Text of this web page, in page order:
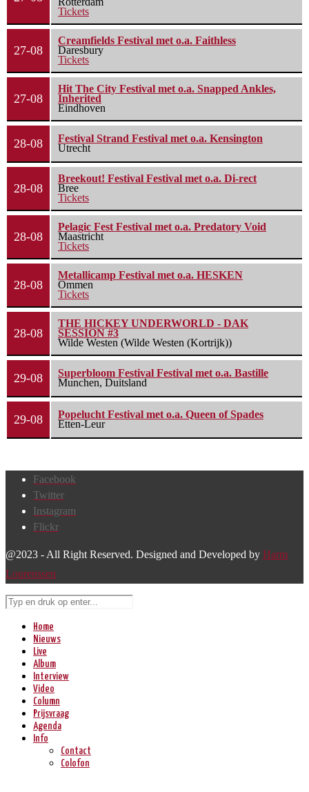
Tickets
27-08
Creamfields Festival met o.a. Faithless
Daresbury
Tickets
27-08
Hit The City Festival met o.a. Snapped Ankles,
Inherited
Eindhoven
28-08
Festival Strand Festival met o.a. Kensington
Utrecht
28-08
Breekout! Festival Festival met o.a. Di-rect
Bree
Tickets
28-08
Pelagic Fest Festival met o.a. Predatory Void
Maastricht
Tickets
28-08
Metallicamp Festival met o.a. HESKEN
Ommen
Tickets
28-08
THE HICKEY UNDERWORLD - DAK
SESSION #3
Wilde Westen (Wilde Westen (Kortrijk))
29-08
Superbloom Festival Festival met o.a. Bastille
Munchen, Duitsland
29-08
Popelucht Festival met o.a. Queen of Spades
Etten-Leur
Facebook
Twitter
Instagram
Flickr
@2023 - All Right Reserved. Designed and Developed by Harm
Lourenssen
Home
Nieuws
Live
Album
Interview
Video
Column
Prijsvraag
Agenda
Info
Contact
Colofon